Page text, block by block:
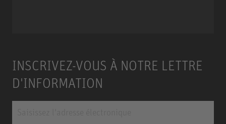
INSCRIVEZ-VOUS À NOTRE LETTRE
D'INFORMATION